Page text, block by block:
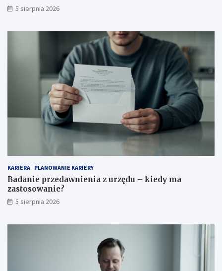
5 sierpnia 2026
KARIERA PLANOWANIE KARIERY
Badanie przedawnienia z urzędu – kiedy ma
zastosowanie?
5 sierpnia 2026